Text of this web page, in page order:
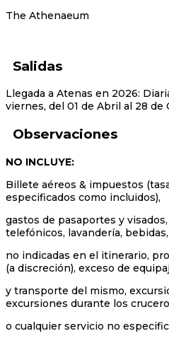
The Athenaeum
Salidas
Llegada a Atenas en 2026:
viernes, del 01 de Abril al 28 de
Observaciones
NO INCLUYE:
Billete aéreos & impuestos
especificados como incluidos),
gastos de pasaportes y
telefónicos, lavandería,
no indicadas en el itinerario,
(a discreción), exceso de
y transporte del mismo,
excursiones durante los
o cualquier servicio no